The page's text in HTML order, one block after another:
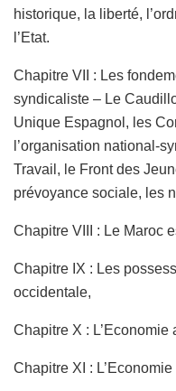
historique, la liberté,
l’Etat.
Chapitre VII : Les
syndicaliste – Le
Unique Espagnol, les
l’organisation national-
Travail, le Front des
prévoyance sociale, les
Chapitre VIII : Le Maroc
Chapitre IX : Les
occidentale,
Chapitre X : L’Economie
Chapitre XI :